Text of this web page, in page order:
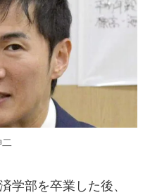
学部を卒業した後、